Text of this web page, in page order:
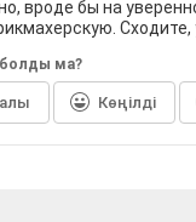
вроде бы на
Сходите,
болды ма?
Көңілді